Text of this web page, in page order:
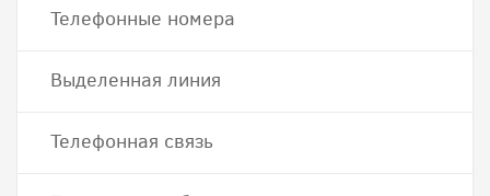
Телефонные номера
Выделенная линия
Телефонная связь